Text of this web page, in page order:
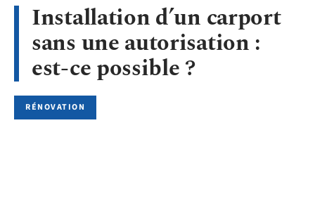
Installation d’un carport
sans une autorisation :
est-ce possible ?
RÉNOVATION